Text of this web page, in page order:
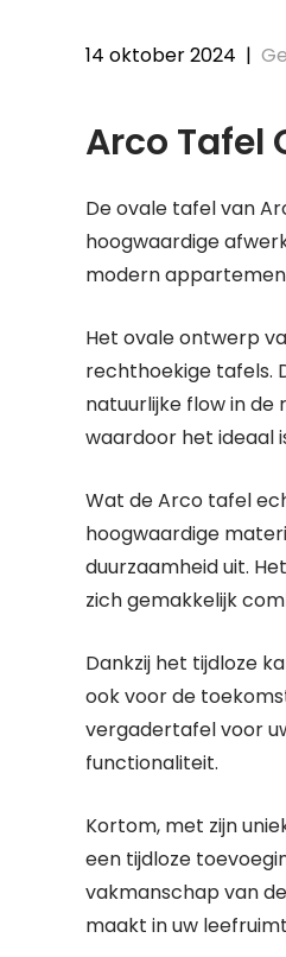
14 oktober 2024 |
Arco Tafel
De ovale tafel van
hoogwaardige
modern
Het ovale ontwerp
rechthoekige tafels.
natuurlijke flow in
waardoor het ideaal
Wat de Arco tafel
hoogwaardige
duurzaamheid uit.
zich gemakkelijk
Dankzij het tijdloze
ook voor de
vergadertafel voor
functionaliteit.
Kortom, met zijn
een tijdloze
vakmanschap van
maakt in uw